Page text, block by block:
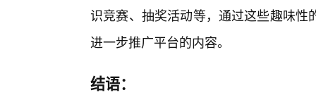
识竞赛、抽奖活动等，通过这些趣味
进一步推广平台的内容。
结语：